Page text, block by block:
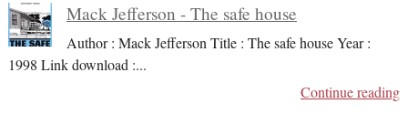
Mack Jefferson - The safe house
Author : Mack Jefferson Title : The safe house Year :
1998 Link download :...
Continue reading